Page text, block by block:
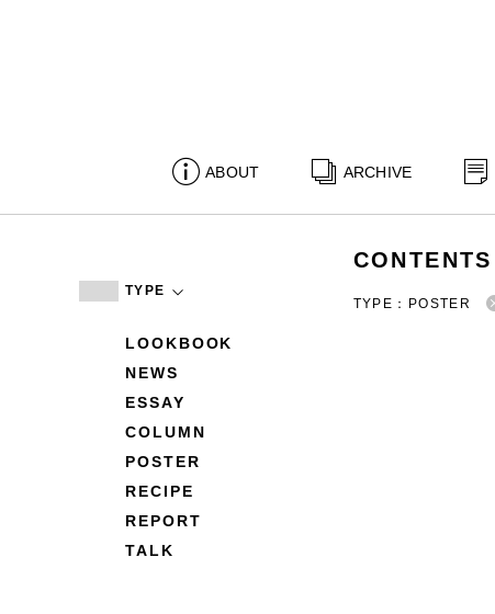
ABOUT ARCHIVE
TYPE
LOOKBOOK
NEWS
ESSAY
COLUMN
POSTER
RECIPE
REPORT
TALK
CONTENTS
TYPE：POSTER